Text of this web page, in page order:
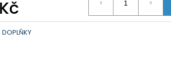
DOPLŇKY